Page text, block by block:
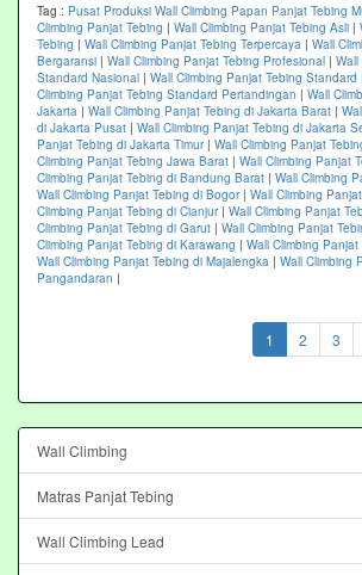
Tag : Pusat Produksi Wall Climbing Papan Panjat Tebing
Climbing Panjat Tebing | Wall Climbing Panjat Tebing Asli |
Tebing | Wall Climbing Panjat Tebing Terpercaya | Wall
Bergaransi | Wall Climbing Panjat Tebing Profesional | Wall
Standard Nasional | Wall Climbing Panjat Tebing
Climbing Panjat Tebing Standard Pertandingan | Wall
Jakarta | Wall Climbing Panjat Tebing di Jakarta Barat |
di Jakarta Pusat | Wall Climbing Panjat Tebing di Jakarta
Panjat Tebing di Jakarta Timur| Wall Climbing Panjat
Climbing Panjat Tebing Jawa Barat | Wall Climbing Panjat
Climbing Panjat Tebing di Bandung Barat | Wall Climbing
Wall Climbing Panjat Tebing di Bogor| Wall Climbing
Climbing Panjat Tebing di Cianjur| Wall Climbing Panjat
Climbing Panjat Tebing di Garut | Wall Climbing Panjat
Climbing Panjat Tebing di Karawang | Wall Climbing
Wall Climbing Panjat Tebing di Majalengka | Wall Climbing
Pangandaran |
1 (current)
2 3
Wall Climbing
Matras Panjat Tebing
Wall Climbing Lead